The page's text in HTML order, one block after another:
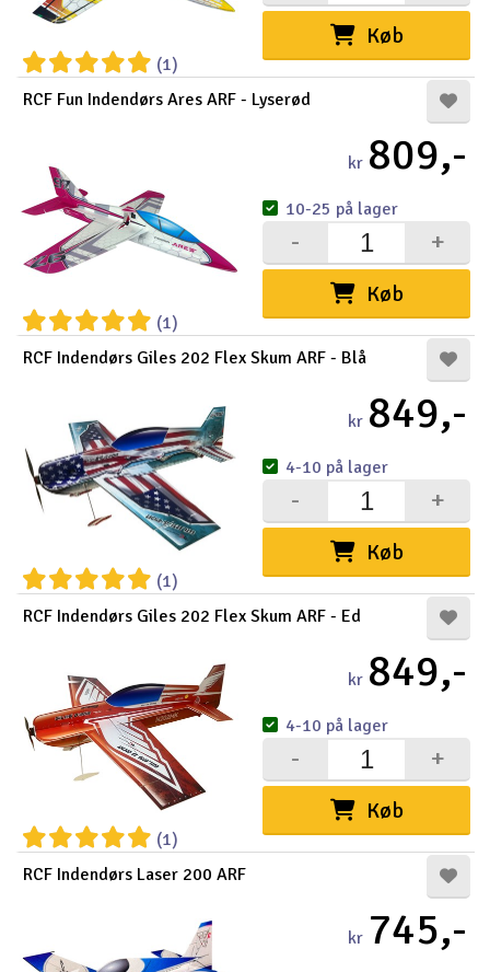
(1)
Køb
RCF Fun Indendørs Ares ARF - Lyserød
(1)
kr 809,-
Køb
+
-
10-25 på lager
RCF Indendørs Giles 202 Flex Skum ARF - Blå
(1)
kr 849,-
Køb
+
-
4-10 på lager
RCF Indendørs Giles 202 Flex Skum ARF - Ed
(1)
kr 849,-
Køb
+
-
4-10 på lager
RCF Indendørs Laser 200 ARF
kr 745,-